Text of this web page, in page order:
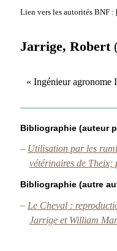
Lien vers les autorités BNF :
Jarrige, Robert
« Ingénieur agronome
Bibliographie (auteur
– Utilisation par les
vétérinaires de
Bibliographie (autre
– Le Cheval :
Jarrige et William